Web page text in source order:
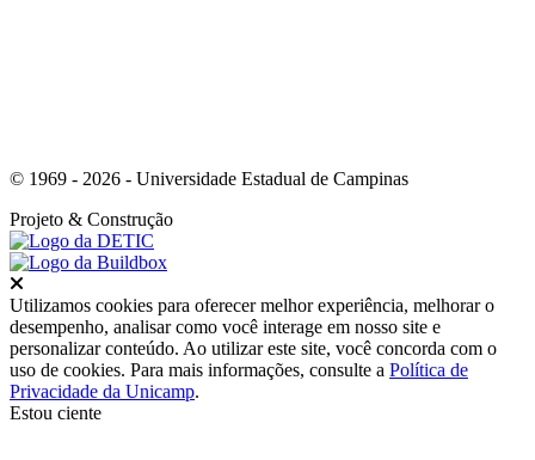
© 1969 - 2026 - Universidade Estadual de Campinas
Projeto & Construção
Utilizamos cookies para oferecer melhor experiência, melhorar o
desempenho, analisar como você interage em nosso site e
personalizar conteúdo. Ao utilizar este site, você concorda com o
uso de cookies. Para mais informações, consulte a Política de
Privacidade da Unicamp.
Estou ciente